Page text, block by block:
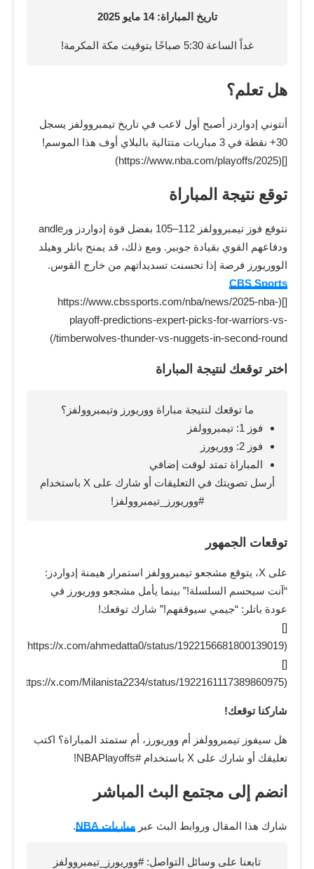
تاريخ المباراة: 14 مايو 2025
غداً الساعة 5:30 صباحًا بتوقيت مكة المكرمة!
هل تعلم؟
أنتوني إدواردز أصبح أول لاعب في تاريخ تيمبروولفز يسجل
30+ نقطة في 3 مباريات متتالية بالبلاي أوف هذا الموسم!
[](https://www.nba.com/playoffs/2025)
توقع نتيجة المباراة
نتوقع فوز تيمبروولفز 112–105 بفضل قوة إدواردز ورandle
ودفاعهم القوي بقيادة جوبير. ومع ذلك، قد يمنح باتلر وهيلد
الووريورز فرصة إذا تحسنت تسديداتهم من خارج القوس.
CBS Sports
[](https://www.cbssports.com/nba/news/2025-nba-
playoff-predictions-expert-picks-for-warriors-vs-
timberwolves-thunder-vs-nuggets-in-second-round/)
اختر توقعك لنتيجة المباراة
ما توقعك لنتيجة مباراة ووريورز وتيمبروولفز؟
فوز 1: تيمبروولفز
فوز 2: ووريورز
المباراة تمتد لوقت إضافي
أرسل تصويتك في التعليقات أو شارك على X باستخدام
#ووريورز_تيمبروولفز!
توقعات الجمهور
على X، يتوقع مشجعو تيمبروولفز استمرار هيمنة إدواردز:
“آنت سيحسم السلسلة!” بينما يأمل مشجعو ووريورز في
عودة باتلر: “جيمي سيوقفهم!” شارك توقعك!
[]
(https://x.com/ahmedatta0/status/1922156681800139019)
[]
(https://x.com/Milanista2234/status/1922161117389860975)
شاركنا توقعك!
هل سيفوز تيمبروولفز أم ووريورز، أم ستمتد المباراة؟ اكتب
تعليقك أو شارك على X باستخدام #NBAPlayoffs!
انضم إلى مجتمع البث المباشر
شارك هذا المقال وروابط البث عبرمباريات NBA .
تابعنا على وسائل التواصل: #ووريورز_تيمبروولفز